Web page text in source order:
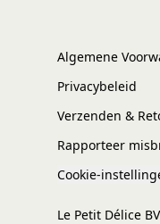
Algemene
Privacybeleid
Verzenden &
Rapporteer
Cookie-
Le Petit Délice